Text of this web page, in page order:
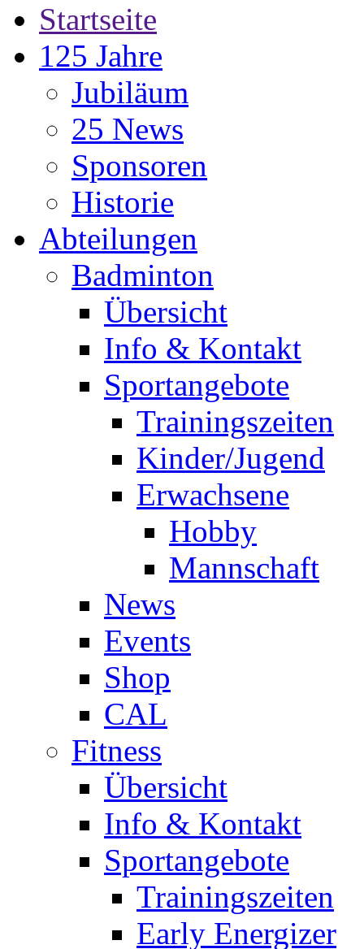
Startseite
125 Jahre
Jubiläum
25 News
Sponsoren
Historie
Abteilungen
Badminton
Übersicht
Info & Kontakt
Sportangebote
Trainingszeiten
Kinder/Jugend
Erwachsene
Hobby
Mannschaft
News
Events
Shop
CAL
Fitness
Übersicht
Info & Kontakt
Sportangebote
Trainingszeiten
Early Energizer